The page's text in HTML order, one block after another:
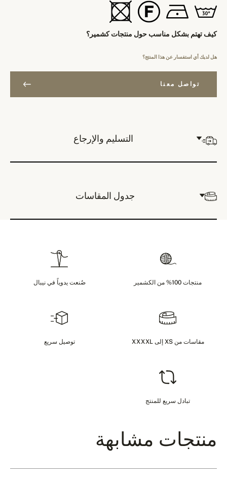
كيف تهتم بشكل مناسب حول منتجات كشمير؟
هل لديك أي استفسار عن هذا المنتج؟
تواصل معنا
التسليم والإرجاع
جدول المقاسات
منتجات 100% من الكشمير صُنعت يدوياً في نيبال
مقاسات من XS إلى XXXXL توصيل سريع
تبادل سريع للمنتج
منتجات مشابهة